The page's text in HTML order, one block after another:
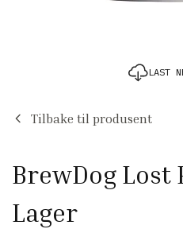
Tilbake til produsent
BrewDog Lost
Lager
LAST